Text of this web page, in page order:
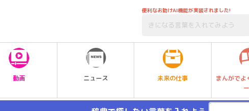
便利なお助けAI機能が実装されました!
動画 ニュース 未来の仕事
まんがでよ